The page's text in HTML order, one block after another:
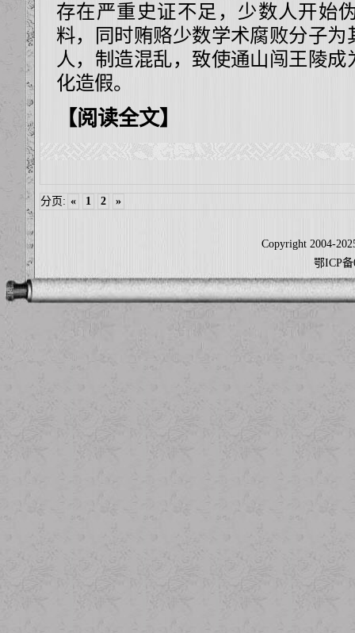
存在严重史证不足，少数人开始
料，同时贿赂少数学术腐败分子
人，制造混乱，致使通山闯王陵
化造假。
【阅读全文】
分页: « 1 2 »
Copyright 2004-
鄂ICP备